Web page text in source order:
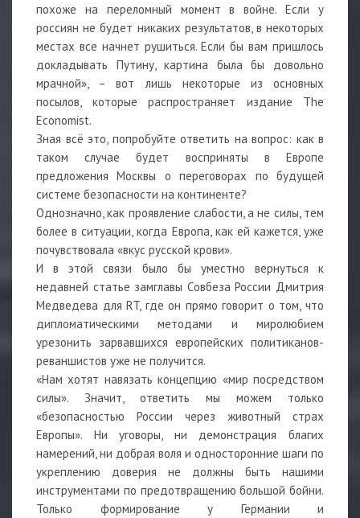
похоже на переломный момент в войне. Если у
россиян не будет никаких результатов, в некоторых
местах все начнет рушиться. Если бы вам пришлось
докладывать Путину, картина была бы довольно
мрачной», – вот лишь некоторые из основных
посылов, которые распространяет издание The
Economist.
Зная всё это, попробуйте ответить на вопрос: как в
таком случае будет восприняты в Европе
предложения Москвы о переговорах по будущей
системе безопасности на континенте?
Однозначно, как проявление слабости, а не силы, тем
более в ситуации, когда Европа, как ей кажется, уже
почувствовала «вкус русской крови».
И в этой связи было бы уместно вернуться к
недавней статье замглавы Совбеза России Дмитрия
Медведева для RT, где он прямо говорит о том, что
дипломатическими методами и миролюбием
урезонить зарвавшихся европейских политиканов-
реваншистов уже не получится.
«Нам хотят навязать концепцию «мир посредством
силы». Значит, ответить мы можем только
«безопасностью России через животный страх
Европы». Ни уговоры, ни демонстрация благих
намерений, ни добрая воля и односторонние шаги по
укреплению доверия не должны быть нашими
инструментами по предотвращению большой бойни.
Только формирование у Германии и